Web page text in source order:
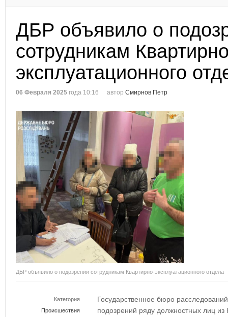
ДБР объявило о
сотрудникам
эксплуатационного
06 Февраля 2025 года 10:16 автор Смирнов Петр
ДБР объявило о подозрении сотрудникам Квартирно-эксплуатационного отдела
Категория
Происшествия
Государственное бюро
подозрений ряду должностных лиц из